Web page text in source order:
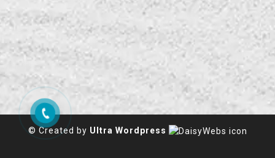
© Created by Ultra Wordpress